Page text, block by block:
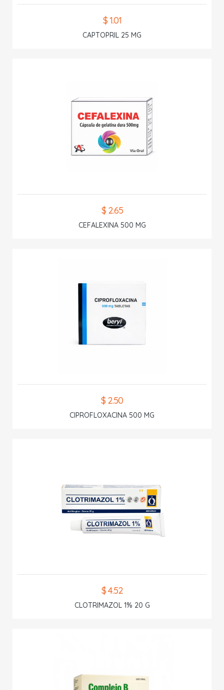
$ 1.01
CAPTOPRIL 25 MG
$ 2.65
CEFALEXINA 500 MG
$ 2.50
CIPROFLOXACINA 500 MG
$ 4.52
CLOTRIMAZOL 1% 20 G